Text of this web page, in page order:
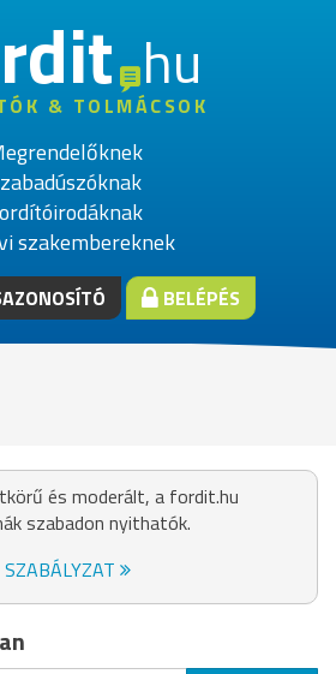
hu
& TOLMÁCSOK
szakembereknek
BELÉPÉS
és moderált, a fordit.hu
szabadon nyithatók.
SZABÁLYZAT